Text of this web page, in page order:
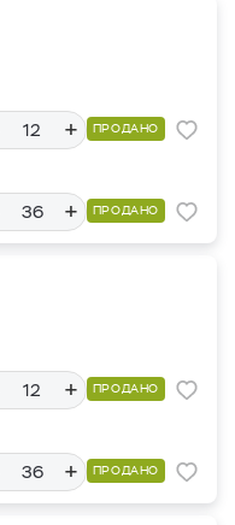
+ ПРОДАНО
+ ПРОДАНО
+ ПРОДАНО
+ ПРОДАНО